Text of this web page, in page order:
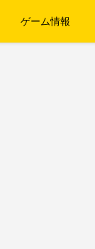
ゲーム情報